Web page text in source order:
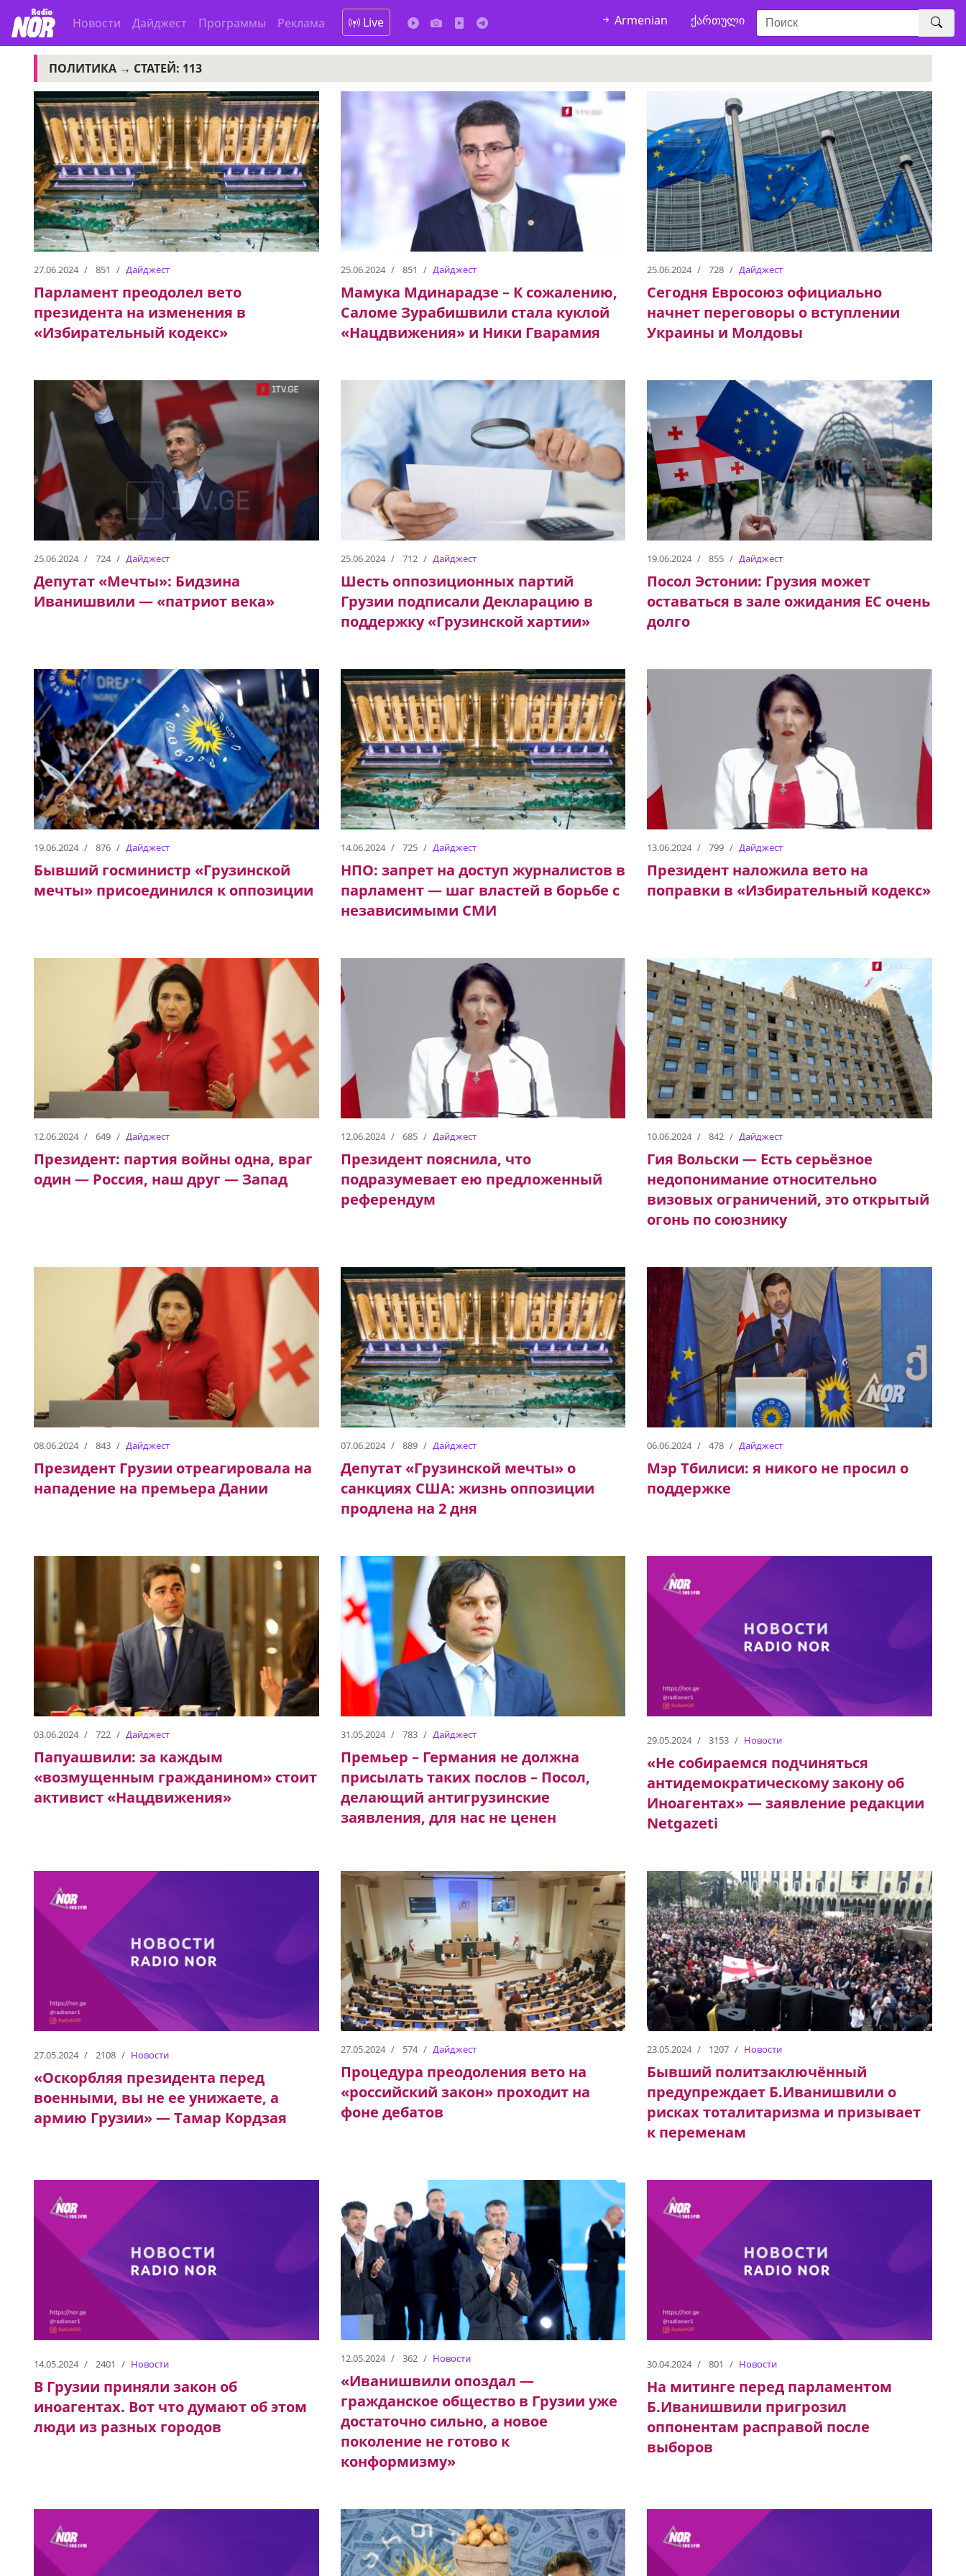
Новости Дайджест Программы Реклама Live Armenian ქართული
ПОЛИТИКА → СТАТЕЙ: 113
27.06.2024 851 Дайджест
Парламент преодолел вето
президента на изменения в
«Избирательный кодекс»
25.06.2024 851 Дайджест
Мамука Мдинарадзе – К сожалению,
Саломе Зурабишвили стала куклой
«Нацдвижения» и Ники Гварамия
25.06.2024 728 Дайджест
Сегодня Евросоюз официально
начнет переговоры о вступлении
Украины и Молдовы
25.06.2024 724 Дайджест
Депутат «Мечты»: Бидзина
Иванишвили — «патриот века»
25.06.2024 712 Дайджест
Шесть оппозиционных партий
Грузии подписали Декларацию в
поддержку «Грузинской хартии»
19.06.2024 855 Дайджест
Посол Эстонии: Грузия может
оставаться в зале ожидания ЕС очень
долго
19.06.2024 876 Дайджест
Бывший госминистр «Грузинской
мечты» присоединился к оппозиции
14.06.2024 725 Дайджест
НПО: запрет на доступ журналистов в
парламент — шаг властей в борьбе с
независимыми СМИ
13.06.2024 799 Дайджест
Президент наложила вето на
поправки в «Избирательный кодекс»
12.06.2024 649 Дайджест
Президент: партия войны одна, враг
один — Россия, наш друг — Запад
12.06.2024 685 Дайджест
Президент пояснила, что
подразумевает ею предложенный
референдум
10.06.2024 842 Дайджест
Гия Вольски — Есть серьёзное
недопонимание относительно
визовых ограничений, это открытый
огонь по союзнику
08.06.2024 843 Дайджест
Президент Грузии отреагировала на
нападение на премьера Дании
07.06.2024 889 Дайджест
Депутат «Грузинской мечты» о
санкциях США: жизнь оппозиции
продлена на 2 дня
06.06.2024 478 Дайджест
Мэр Тбилиси: я никого не просил о
поддержке
03.06.2024 722 Дайджест
Папуашвили: за каждым
«возмущенным гражданином» стоит
активист «Нацдвижения»
31.05.2024 783 Дайджест
Премьер – Германия не должна
присылать таких послов – Посол,
делающий антигрузинские
заявления, для нас не ценен
29.05.2024 3153 Новости
«Не собираемся подчиняться
антидемократическому закону об
Иноагентах» — заявление редакции
Netgazeti
27.05.2024 2108 Новости
«Оскорбляя президента перед
военными, вы не ее унижаете, а
армию Грузии» — Тамар Кордзая
27.05.2024 574 Дайджест
Процедура преодоления вето на
«российский закон» проходит на
фоне дебатов
23.05.2024 1207 Новости
Бывший политзаключённый
предупреждает Б.Иванишвили о
рисках тоталитаризма и призывает
к переменам
14.05.2024 2401 Новости
В Грузии приняли закон об
иноагентах. Вот что думают об этом
люди из разных городов
12.05.2024 362 Новости
«Иванишвили опоздал —
гражданское общество в Грузии уже
достаточно сильно, а новое
поколение не готово к
конформизму»
30.04.2024 801 Новости
На митинге перед парламентом
Б.Иванишвили пригрозил
оппонентам расправой после
выборов